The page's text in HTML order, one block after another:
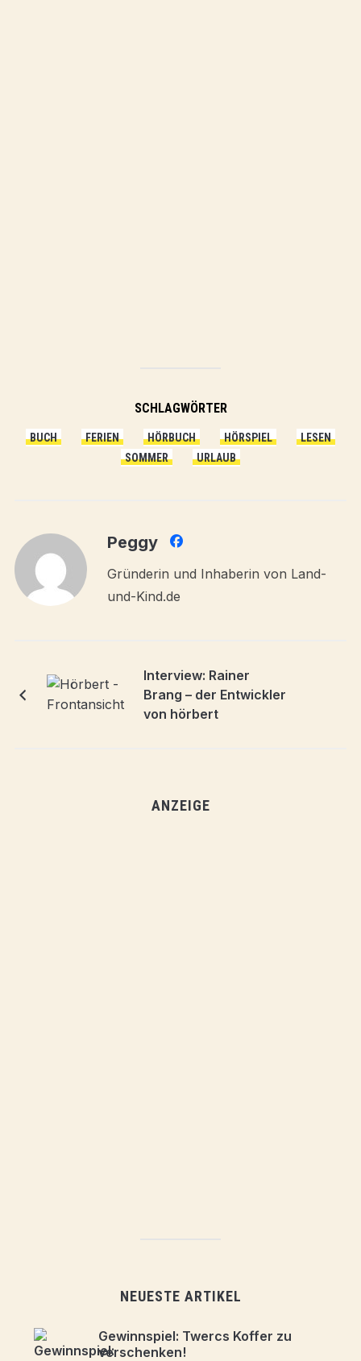
SCHLAGWÖRTER
BUCH FERIEN HÖRBUCH HÖRSPIEL
LESEN
SOMMER
URLAUB
Peggy
Gründerin und Inhaberin von Land-
und-Kind.de
Interview: Rainer
Brang – der Entwickler
von hörbert
ANZEIGE
NEUESTE ARTIKEL
Gewinnspiel: Twercs Koffer zu
verschenken!